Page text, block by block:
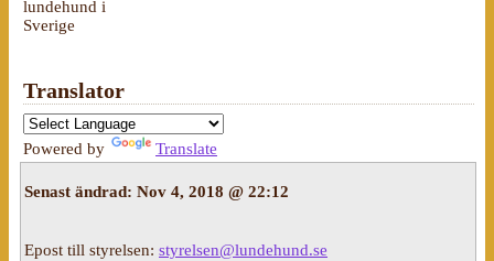
lundehund i
Sverige
Translator
Powered by Translate
Senast ändrad: Nov 4, 2018 @ 22:12
Epost till styrelsen: styrelsen@lundehund.se